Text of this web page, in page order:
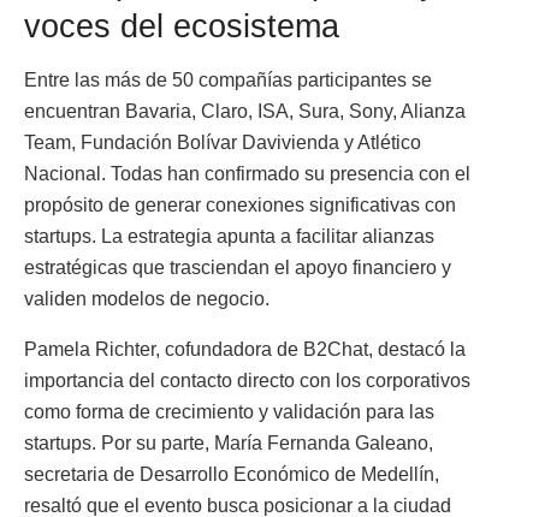
voces del ecosistema
Entre las más de 50 compañías participantes se
encuentran Bavaria, Claro, ISA, Sura, Sony, Alianza
Team, Fundación Bolívar Davivienda y Atlético
Nacional. Todas han confirmado su presencia con el
propósito de generar conexiones significativas con
startups. La estrategia apunta a facilitar alianzas
estratégicas que trasciendan el apoyo financiero y
validen modelos de negocio.
Pamela Richter, cofundadora de B2Chat, destacó la
importancia del contacto directo con los corporativos
como forma de crecimiento y validación para las
startups. Por su parte, María Fernanda Galeano,
secretaria de Desarrollo Económico de Medellín,
resaltó que el evento busca posicionar a la ciudad